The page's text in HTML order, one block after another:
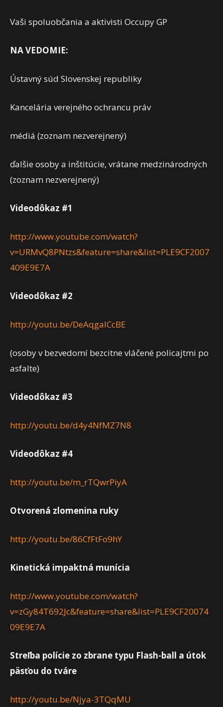
Vaši spoluobčania a aktivisti Occupy GP
NA VEDOMIE:
Ústavný súd Slovenskej republiky
Kancelária verejného ochrancu práv
médiá (zoznam nezverejnený)
ďalšie osoby a inštitúcie, vrátane medzinárodných
(zoznam nezverejnený)
Videodôkaz #1
http://www.youtube.com/watch?
v=URMvQ8PNtzs&feature=share&list=PLE9CF2007
409E9E7A
Videodôkaz #2
http://youtu.be/DeAqgalCcBE
(osoby v bezvedomí bezcitne vláčené policajtmi po
asfalte)
Videodôkaz #3
http://youtu.be/d4y4NfMZ7N8
Videodôkaz #4
http://youtu.be/m_rTQwrPiyA
Otvorená zlomenina ruky
http://youtu.be/86CfFtFo9hY
Kinetická impaktná munícia
http://www.youtube.com/watch?
v=zGy84T692Jc&feature=share&list=PLE9CF20074
09E9E7A
Streľba polície zo zbrane typu Flash-ball a útok
päsťou do tváre
http://youtu.be/Njya-3TQqMU